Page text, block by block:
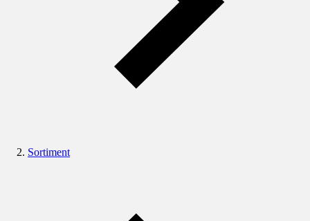
Sortiment